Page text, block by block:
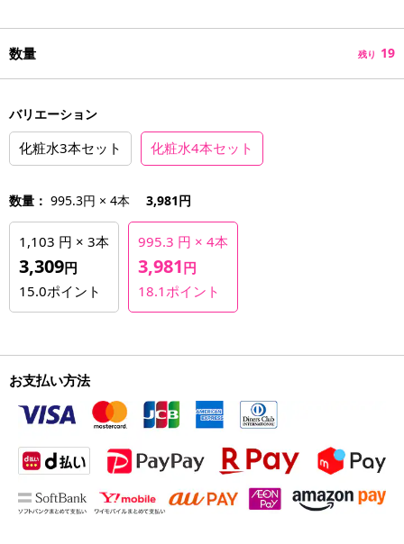
数量 残り 19
バリエーション
化粧水3本セット 化粧水4本セット
数量： 995.3円 × 4本 3,981円
1,103 円 × 3本
3,309円
15.0ポイント
995.3 円 × 4本
3,981円
18.1ポイント
お支払い方法